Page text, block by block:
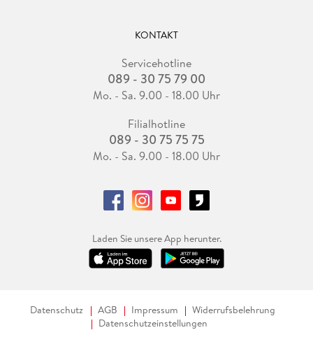
KONTAKT
Servicehotline
089 - 30 75 79 00
Mo. - Sa. 9.00 - 18.00 Uhr
Filialhotline
089 - 30 75 75 75
Mo. - Sa. 9.00 - 18.00 Uhr
Laden Sie unsere App herunter.
Datenschutz AGB Impressum
Widerrufsbelehrung
Datenschutzeinstellungen